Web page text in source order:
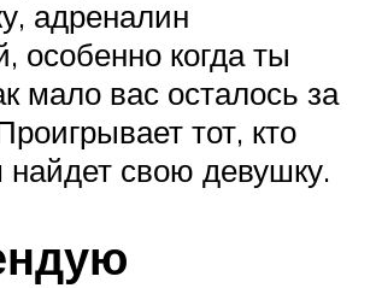
адреналин
особенно когда ты
мало вас осталось за
тот, кто
свою девушку.